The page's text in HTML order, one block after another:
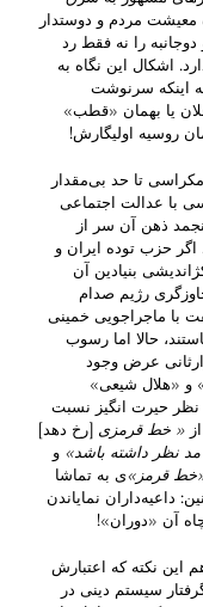
معیشت مردم و دوستدار
را نه فقط رد
اشکال این نگاه به
اینکه سرنوشت
یا بهمان «قطب»
روسیه اولیگارش!
تا حد بی‌مقدار
با عدالت اجتماعی
ذهن آن سر از
حزب توده ایران و
بنیادین آن
خرمشهر در خرداد ۱۳۶۱ از تجاوزگری رژیم صدام
با ماجراجویی خمینی
حالا اما رسوب
عرض وجود
و «هلال شیعی»
حیرت انگیز نسبت
« خط قرمزی [رخ دهد]
مد نظر داشته باشد» و
قرمز»ی به تماشا
داعیه‌‌داران نمایاندن
آن «دوران»‌!
این نکته که اعتبارش
سیستم دینی در